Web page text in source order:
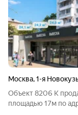
Москва,1-я
Объект 8206 К
площадью 17м по